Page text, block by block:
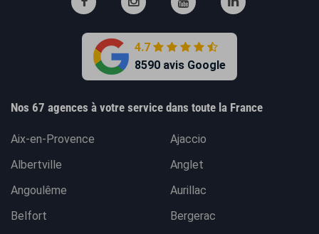
4.7
8590 avis Google
Nos 67 agences à votre service dans toute la France
Aix-en-Provence
Ajaccio
Albertville
Anglet
Angoulême
Aurillac
Belfort
Bergerac